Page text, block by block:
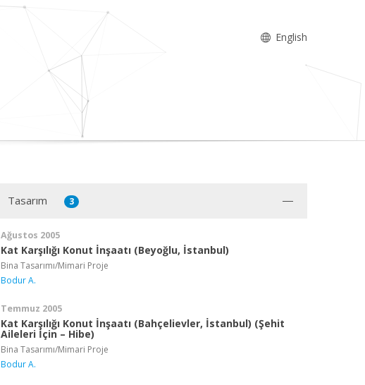
English
Tasarım 3
Ağustos 2005
Kat Karşılığı Konut İnşaatı (Beyoğlu, İstanbul)
Bina Tasarımı/Mimari Proje
Bodur A.
Temmuz 2005
Kat Karşılığı Konut İnşaatı (Bahçelievler, İstanbul) (Şehit
Aileleri İçin – Hibe)
Bina Tasarımı/Mimari Proje
Bodur A.